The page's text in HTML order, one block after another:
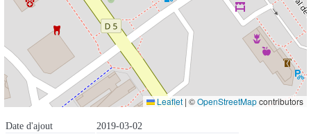
Date d'ajout
2019-03-02
Leaflet | ©OpenStreetMapcontributors